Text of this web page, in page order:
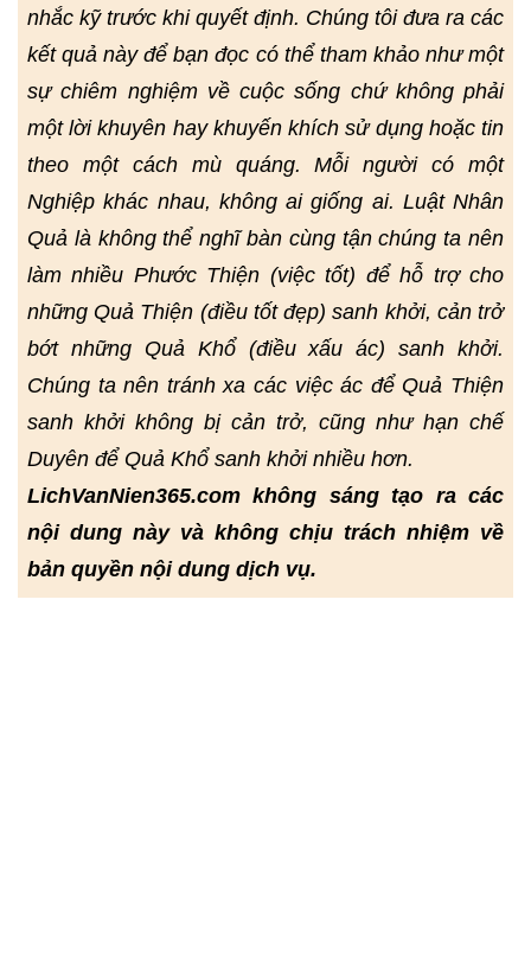
nhắc kỹ trước khi quyết định. Chúng tôi đưa ra các
kết quả này để bạn đọc có thể tham khảo như một
sự chiêm nghiệm về cuộc sống chứ không phải
một lời khuyên hay khuyến khích sử dụng hoặc tin
theo một cách mù quáng. Mỗi người có một
Nghiệp khác nhau, không ai giống ai. Luật Nhân
Quả là không thể nghĩ bàn cùng tận chúng ta nên
làm nhiều Phước Thiện (việc tốt) để hỗ trợ cho
những Quả Thiện (điều tốt đẹp) sanh khởi, cản trở
bớt những Quả Khổ (điều xấu ác) sanh khởi.
Chúng ta nên tránh xa các việc ác để Quả Thiện
sanh khởi không bị cản trở, cũng như hạn chế
Duyên để Quả Khổ sanh khởi nhiều hơn.
LichVanNien365.com không sáng tạo ra các
nội dung này và không chịu trách nhiệm về
bản quyền nội dung dịch vụ.